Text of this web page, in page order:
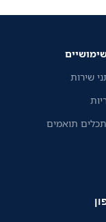
שירות
תואמים